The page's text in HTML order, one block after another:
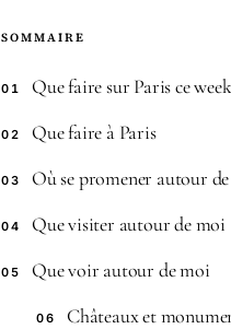
SOMMAIRE
01 Que faire sur Paris ce
02 Que faire à Paris
03 Où se promener autour
04 Que visiter autour de moi
05 Que voir autour de moi
06 Châteaux et